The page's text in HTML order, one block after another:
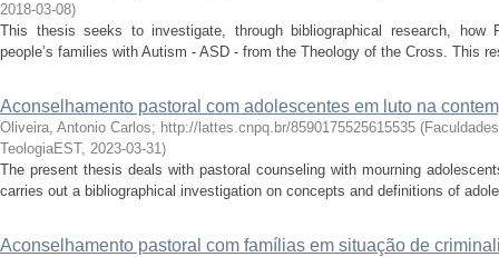
2018-03-08)
This thesis seeks to investigate, through bibliographical research, how
people’s families with Autism - ASD - from the Theology of the Cross. This
Aconselhamento pastoral com adolescentes em luto na
Oliveira, Antonio Carlos; http://lattes.cnpq.br/8590175525615535 (
TeologiaEST, 2023-03-31)
The present thesis deals with pastoral counseling with mourning
carries out a bibliographical investigation on concepts and definitions of
Aconselhamento pastoral com famílias em situação de